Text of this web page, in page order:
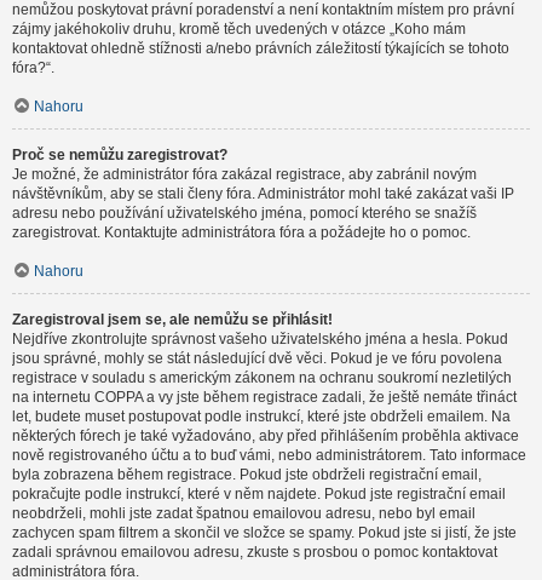
nemůžou poskytovat právní poradenství a není kontaktním místem pro právní
zájmy jakéhokoliv druhu, kromě těch uvedených v otázce „Koho mám
kontaktovat ohledně stížnosti a/nebo právních záležitostí týkajících se tohoto
fóra?“.
Nahoru
Proč se nemůžu zaregistrovat?
Je možné, že administrátor fóra zakázal registrace, aby zabránil novým
návštěvníkům, aby se stali členy fóra. Administrátor mohl také zakázat vaši IP
adresu nebo používání uživatelského jména, pomocí kterého se snažíš
zaregistrovat. Kontaktujte administrátora fóra a požádejte ho o pomoc.
Nahoru
Zaregistroval jsem se, ale nemůžu se přihlásit!
Nejdříve zkontrolujte správnost vašeho uživatelského jména a hesla. Pokud
jsou správné, mohly se stát následující dvě věci. Pokud je ve fóru povolena
registrace v souladu s americkým zákonem na ochranu soukromí nezletilých
na internetu COPPA a vy jste během registrace zadali, že ještě nemáte třináct
let, budete muset postupovat podle instrukcí, které jste obdrželi emailem. Na
některých fórech je také vyžadováno, aby před přihlášením proběhla aktivace
nově registrovaného účtu a to buď vámi, nebo administrátorem. Tato informace
byla zobrazena během registrace. Pokud jste obdrželi registrační email,
pokračujte podle instrukcí, které v něm najdete. Pokud jste registrační email
neobdrželi, mohli jste zadat špatnou emailovou adresu, nebo byl email
zachycen spam filtrem a skončil ve složce se spamy. Pokud jste si jistí, že jste
zadali správnou emailovou adresu, zkuste s prosbou o pomoc kontaktovat
administrátora fóra.